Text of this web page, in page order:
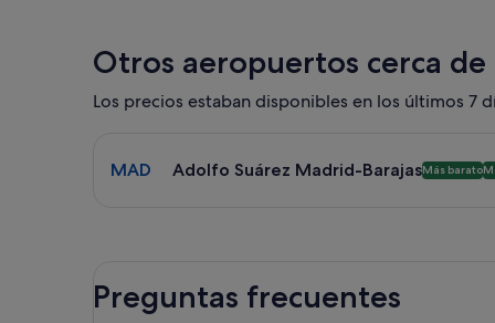
Otros aeropuertos cerca
Los precios estaban disponibles en los últimos 7
MAD Adolfo Suárez Madrid-BarajasMás barato
Preguntas frecuentes